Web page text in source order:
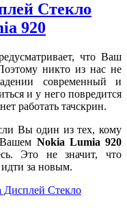
Стекло
920
что Ваш
никто из нас не
современный и
и у него повредится
работать тачскрин.
Вы один из тех, кому
Nokia Lumia 920
Это не значит, что
за новым.
Дисплей Стекло